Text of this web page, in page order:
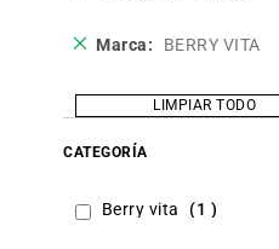
producto
Marca BERRY VITA
Eliminar
producto
LIMPIAR TODO
CATEGORÍA
Berry vita 1 item